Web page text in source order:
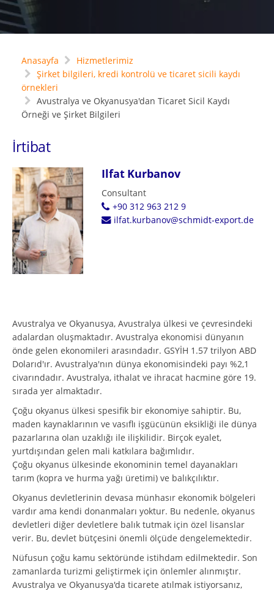
Anasayfa
Hizmetlerimiz
Şirket bilgileri, kredi kontrolü ve ticaret sicili kaydı
örnekleri
Avustralya ve Okyanusya'dan Ticaret Sicil Kaydı
Örneği ve Şirket Bilgileri
İrtibat
Ilfat Kurbanov
Consultant
+90 312 963 212 9
ilfat.kurbanov@schmidt-export.de
Avustralya ve Okyanusya, Avustralya ülkesi ve çevresindeki
adalardan oluşmaktadır. Avustralya ekonomisi dünyanın
önde gelen ekonomileri arasındadır. GSYİH 1.57 trilyon ABD
Dolarıd'ır. Avustralya'nın dünya ekonomisindeki payı %2,1
civarındadır. Avustralya, ithalat ve ihracat hacmine göre 19.
sırada yer almaktadır.
Çoğu okyanus ülkesi spesifik bir ekonomiye sahiptir. Bu,
maden kaynaklarının ve vasıflı işgücünün eksikliği ile dünya
pazarlarına olan uzaklığı ile ilişkilidir. Birçok eyalet,
yurtdışından gelen mali katkılara bağımlıdır.
Çoğu okyanus ülkesinde ekonominin temel dayanakları
tarım (kopra ve hurma yağı üretimi) ve balıkçılıktır.
Okyanus devletlerinin devasa münhasır ekonomik bölgeleri
vardır ama kendi donanmaları yoktur. Bu nedenle, okyanus
devletleri diğer devletlere balık tutmak için özel lisanslar
verir. Bu, devlet bütçesini önemli ölçüde dengelemektedir.
Nüfusun çoğu kamu sektöründe istihdam edilmektedir. Son
zamanlarda turizmi geliştirmek için önlemler alınmıştır.
Avustralya ve Okyanusya'da ticarete atılmak istiyorsanız,